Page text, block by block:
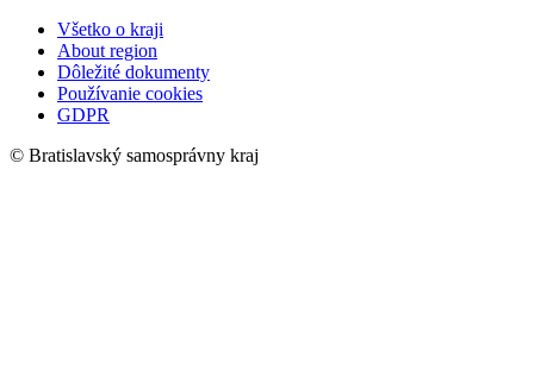
Všetko o kraji
About region
Dôležité dokumenty
Používanie cookies
GDPR
© Bratislavský samosprávny kraj